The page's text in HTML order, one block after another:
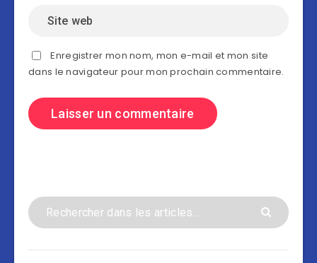
Enregistrer mon nom, mon e-mail et mon site
dans le navigateur pour mon prochain commentaire.